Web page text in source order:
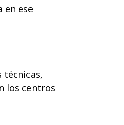
en ese
técnicas,
los centros